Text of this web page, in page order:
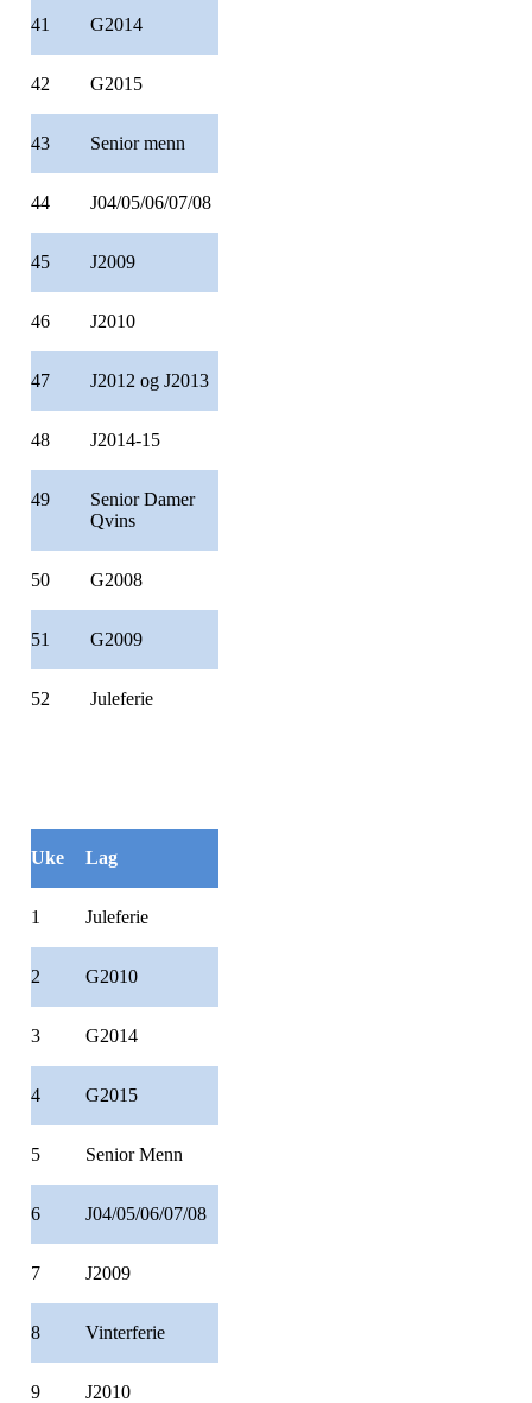
41 G2014
42 G2015
43 Senior menn
44 J04/05/06/07/08
45 J2009
46 J2010
47 J2012 og J2013
48 J2014-15
49
Senior Damer
Qvins
50 G2008
51 G2009
52 Juleferie
Uke Lag
1 Juleferie
2 G2010
3 G2014
4 G2015
5 Senior Menn
6 J04/05/06/07/08
7 J2009
8 Vinterferie
9 J2010